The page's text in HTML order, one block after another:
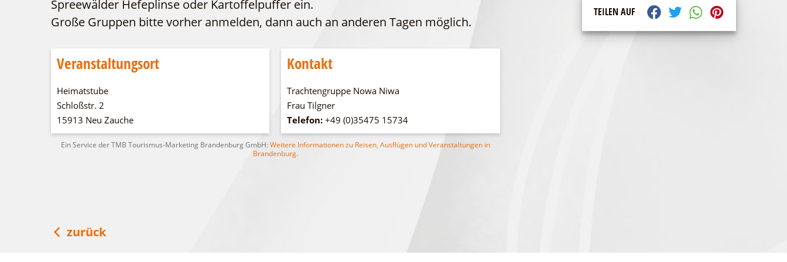
Fahrgastschiff
WFG
Spreewälder Hefeplinse oder Kartoffelpuffer ein.
Große Gruppen bitte vorher anmelden, dann auch an anderen Tagen möglich.
Veranstaltungsort
Heimatstube
Schloßstr. 2
15913 Neu Zauche
Kontakt
Trachtengruppe Nowa Niwa
Frau Tilgner
Telefon: +49 (0)35475 15734
Ein Service der TMB Tourismus-Marketing Brandenburg GmbH: Weitere Informationen zu Reisen, Ausflügen und Veranstaltungen in
Brandenburg.
TEILEN AUF
zurück